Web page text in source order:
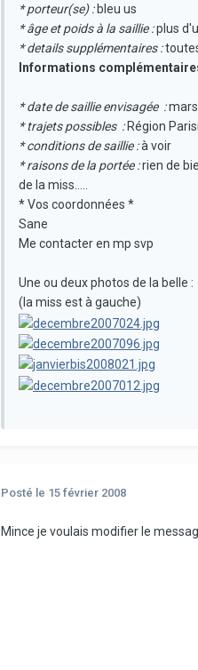
* porteur(se) :bleu us
* âge et poids à la saillie :plus
* details supplémentaires :
Informations
* date de saillie envisagée :mars
* trajets possibles :Région
* conditions de saillie :à voir
* raisons de la portée :rien de
de la miss.....
* Vos coordonnées *
Sane
Me contacter en mp svp
Une ou deux photos de la belle :
(la miss est à gauche)
Posté le 15 février 2008
Mince je voulais modifier le